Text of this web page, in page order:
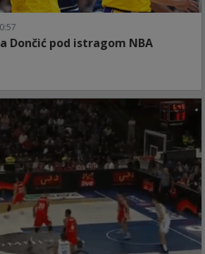
Dončić pod istragom NBA